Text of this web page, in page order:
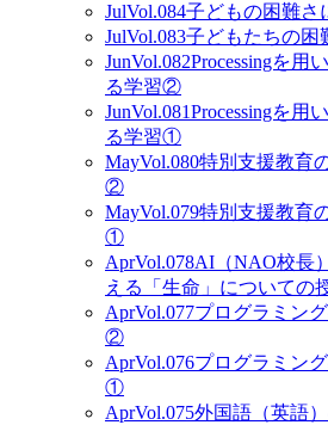
JulVol.084子どもの困難
JulVol.083子どもたちの
JunVol.082Processingを用
る学習②
JunVol.081Processingを用
る学習①
MayVol.080特別支援教育
②
MayVol.079特別支援教育
①
AprVol.078AI（NAO校長
える「生命」についての
AprVol.077プログラミン
②
AprVol.076プログラミン
①
AprVol.075外国語（英語